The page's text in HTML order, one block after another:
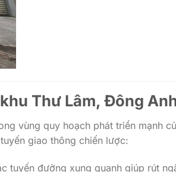
Thư Lâm, Đông
vùng quy hoạch phát triển mạnh
giao thông chiến lược:
tuyến đường xung quanh giúp rút